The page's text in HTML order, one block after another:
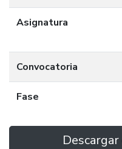
Asignatura
Convocatoria
Fase